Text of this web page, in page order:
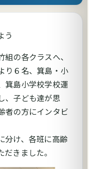
う
の各クラスへ、
り６名、箕島・小
箕島小学校学校運
、子ども達が思
者の方にインタビ
分け、各班に高齢
きました。